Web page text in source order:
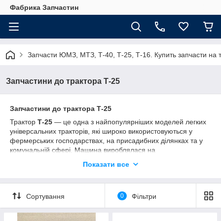
Фабрика Запчастин
Запчасти ЮМЗ, МТЗ, Т-40, Т-25, Т-16. Купить запчасти
Запчастини до трактора Т-25
Запчастини до трактора Т-25
Трактор Т-25 — це одна з найпопулярніших моделей легких
універсальних тракторів, які широко використовуються у
фермерських господарствах, на присадибних ділянках та у
комунальній сфері. Машина вироблялася на
велику популярність завдяки простій конструкції,
господарствах, тому
запчастини до трактора Т-25
залишаються затребуваними серед власників техніки.
Показати все
Сортування 0 Фільтри